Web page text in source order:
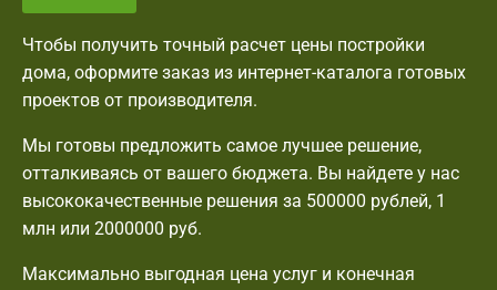
Чтобы получить точный расчет цены постройки
дома, оформите заказ из интернет-каталога готовых
проектов от производителя.
Мы готовы предложить самое лучшее решение,
отталкиваясь от вашего бюджета. Вы найдете у нас
высококачественные решения за 500000 рублей, 1
млн или 2000000 руб.
Максимально выгодная цена услуг и конечная